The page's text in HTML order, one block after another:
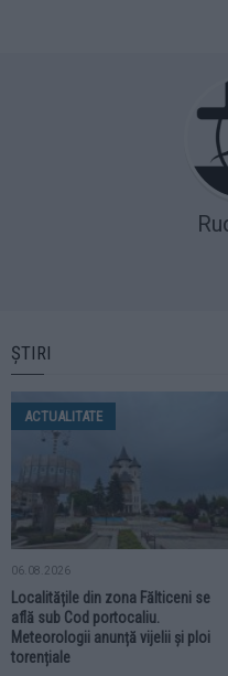
ȘTIRI
ACTUALITATE
06.08.2026
Localitățile din zona Fălticeni se
află sub Cod portocaliu.
Meteorologii anunță vijelii și ploi
torențiale